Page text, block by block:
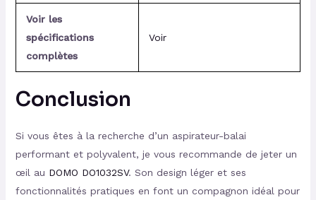
Voir les
spécifications
complètes
Voir
Conclusion
Si vous êtes à la recherche d’un aspirateur-balai
performant et polyvalent, je vous recommande de jeter un
œil au DOMO DO1032SV. Son design léger et ses
fonctionnalités pratiques en font un compagnon idéal pour